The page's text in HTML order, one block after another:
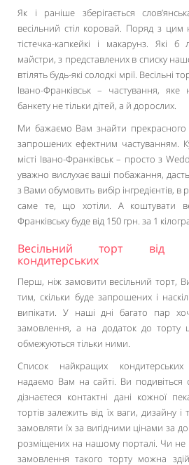
Як і раніше зберігається
весільний стіл коровай. Поряд з цим
тістечка-капкейкі і макарунз. Які
майстри, з представлених в списку
втілять будь-які солодкі мрії. Весільні
Івано-Франківськ – частування,
банкету не тільки дітей, а й дорослих.
Ми бажаємо Вам знайти прекрасного
запрошених ефектним частуванням.
місті Івано-Франківськ – просто з
уважно вислухає ваші побажання,
з Вами обумовить вибір інгредієнтів, в
саме те, що хотіли. А коштувати
Франківську буде від 150 грн. за 1
Весільний торт від
кондитерських
Перш, ніж замовити весільний торт,
тим, скільки буде запрошених і
випікати. У наші дні багато пар
замовлення, а на додаток до торту
обмежуються тільки ними.
Список найкращих кондитерських
надаємо Вам на сайті. Ви подивіться
дізнаєтеся контактні дані кожної
тортів залежить від їх ваги, дизайну
замовляти їх за вигідними цінами за
розміщених на нашому порталі. Чи не
замовлення такого торту можна